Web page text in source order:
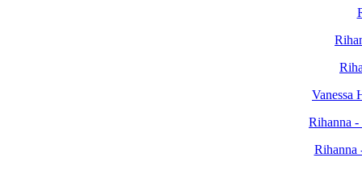
Vanessa
Rihanna
Rihanna